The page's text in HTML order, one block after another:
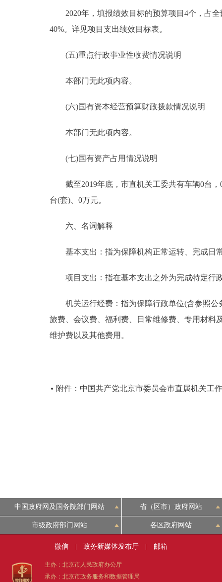
2020年，填报绩效目标的预算项目4个，占全
40%。详见项目支出绩效目标表。
(五)重点行政事业性收费情况说明
本部门无此项内容。
(六)国有资本经营预算财政拨款情况说明
本部门无此项内容。
(七)国有资产占用情况说明
截至2019年底，市直机关工委共有车辆0台，0
台(套)、0万元。
六、名词解释
基本支出：指为保障机构正常运转、完成日
项目支出：指在基本支出之外为完成特定行
机关运行经费：指为保障行政单位(含参照公
旅费、会议费、福利费、日常维修费、专用材料
维护费以及其他费用。
附件：中国共产党北京市委员会市直属机关工
中国政府网及国务院部门网站 省（区市）政府网站
市级政府部门网站 各区政府网站
微信 政务新媒体发布厅 邮箱
主办：北京市人民政府办公厅
承办：北京市政务服务和数据管理局